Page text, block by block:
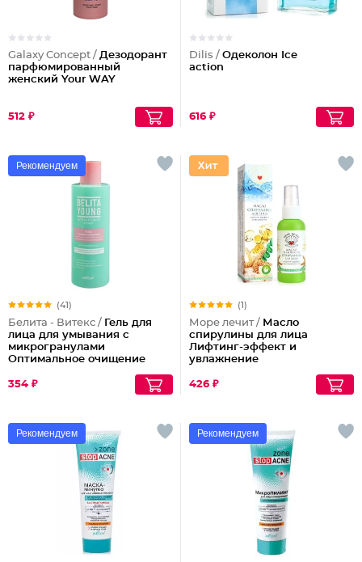
Galaxy Concept / Дезодорант
парфюмированный
женский Your WAY
512 ₽
Dilis / Одеколон Ice
action
616 ₽
Рекомендуем
(41)
Белита - Витекс / Гель для
лица для умывания с
микрогранулами
Оптимальное очищение
354 ₽
(1)
Море лечит / Масло
спирулины для лица
Лифтинг-эффект и
увлажнение
426 ₽
Рекомендуем Рекомендуем